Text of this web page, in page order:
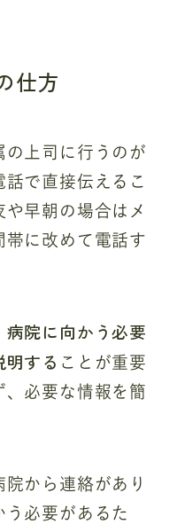
仕方
の上司に行うのが
で直接伝えるこ
早朝の場合はメ
帯に改めて電話す
病院に向かう必要
する ことが重要
、必要な情報を簡
から連絡があり
う必要があるた